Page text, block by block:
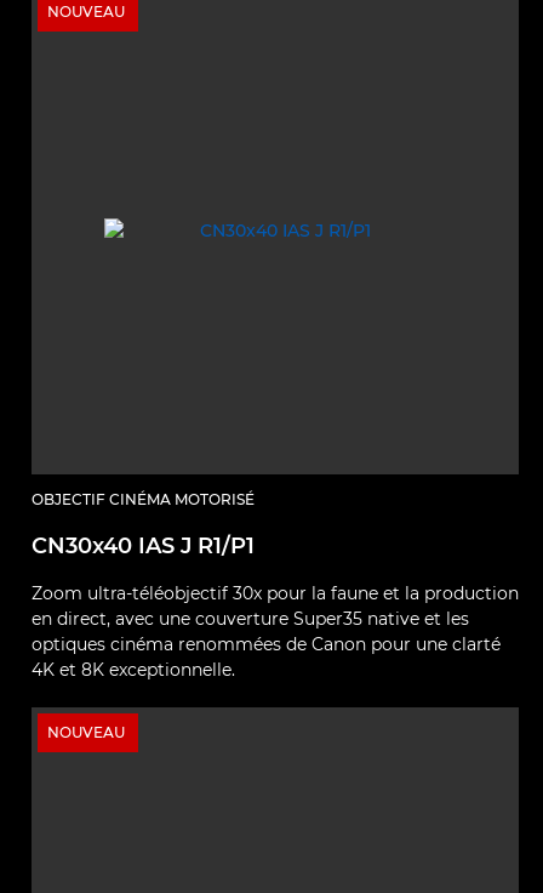
NOUVEAU
OBJECTIF CINÉMA MOTORISÉ
CN30x40 IAS J R1/P1
Zoom ultra‑téléobjectif 30x pour la faune et la production
en direct, avec une couverture Super35 native et les
optiques cinéma renommées de Canon pour une clarté
4K et 8K exceptionnelle.
NOUVEAU